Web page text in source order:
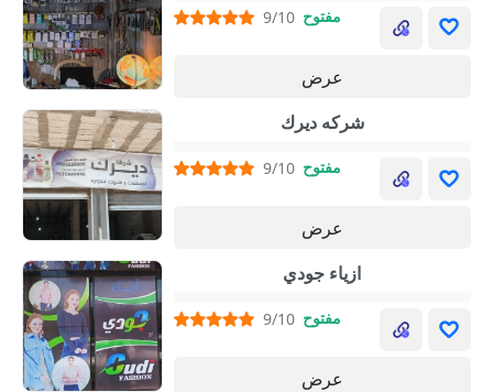
9/10 مفتوح
عرض
شركه ديرك
9/10 مفتوح
عرض
ازياء جودي
9/10 مفتوح
عرض